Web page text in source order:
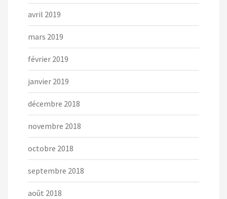
avril 2019
mars 2019
février 2019
janvier 2019
décembre 2018
novembre 2018
octobre 2018
septembre 2018
août 2018